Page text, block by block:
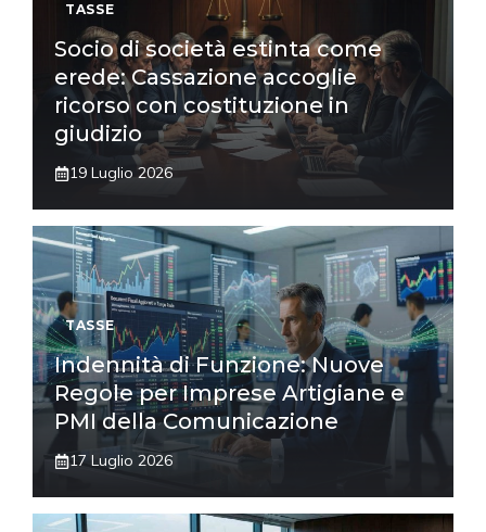
TASSE
Socio di società estinta come
erede: Cassazione accoglie
ricorso con costituzione in
giudizio
19 Luglio 2026
TASSE
Indennità di Funzione: Nuove
Regole per Imprese Artigiane e
PMI della Comunicazione
17 Luglio 2026